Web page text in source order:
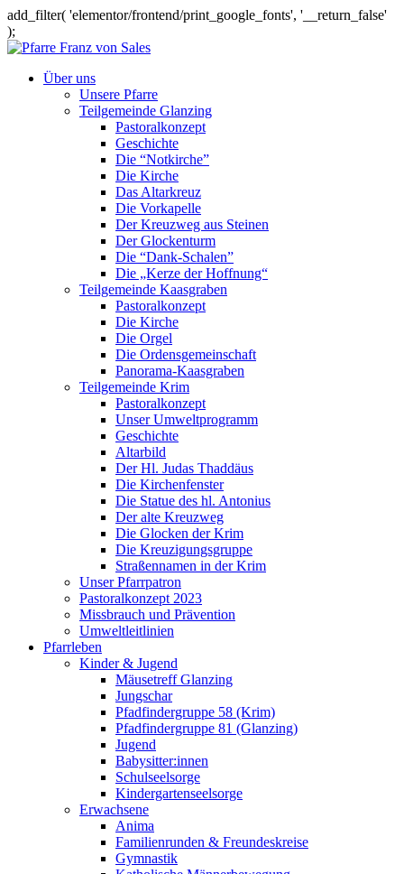
add_filter( 'elementor/frontend/print_google_fonts', '__return_false'
);
Über uns
Unsere Pfarre
Teilgemeinde Glanzing
Pastoralkonzept
Geschichte
Die “Notkirche”
Die Kirche
Das Altarkreuz
Die Vorkapelle
Der Kreuzweg aus Steinen
Der Glockenturm
Die “Dank-Schalen”
Die „Kerze der Hoffnung“
Teilgemeinde Kaasgraben
Pastoralkonzept
Die Kirche
Die Orgel
Die Ordensgemeinschaft
Panorama-Kaasgraben
Teilgemeinde Krim
Pastoralkonzept
Unser Umweltprogramm
Geschichte
Altarbild
Der Hl. Judas Thaddäus
Die Kirchenfenster
Die Statue des hl. Antonius
Der alte Kreuzweg
Die Glocken der Krim
Die Kreuzigungsgruppe
Straßennamen in der Krim
Unser Pfarrpatron
Pastoralkonzept 2023
Missbrauch und Prävention
Umweltleitlinien
Pfarrleben
Kinder & Jugend
Mäusetreff Glanzing
Jungschar
Pfadfindergruppe 58 (Krim)
Pfadfindergruppe 81 (Glanzing)
Jugend
Babysitter:innen
Schulseelsorge
Kindergartenseelsorge
Erwachsene
Anima
Familienrunden & Freundeskreise
Gymnastik